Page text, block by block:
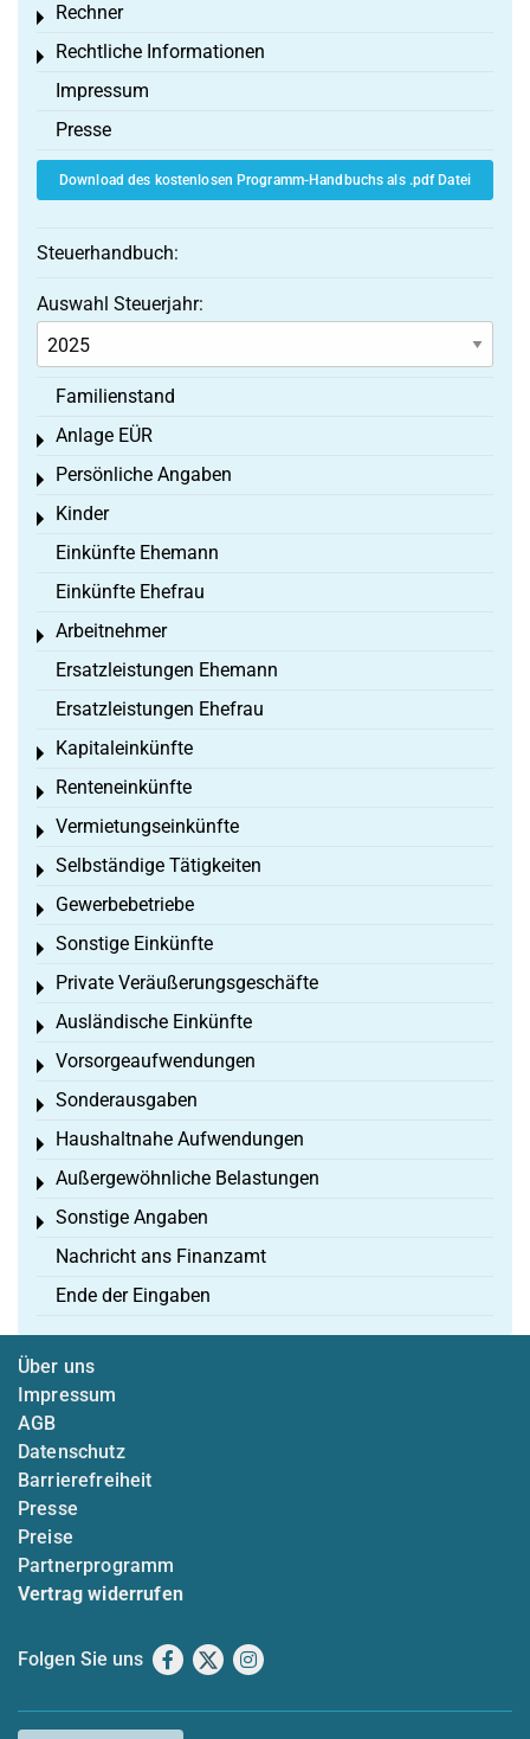
Rechner
Toggle menu
Rechtliche Informationen
Toggle menu
Impressum
Presse
Download des kostenlosen Programm-Handbuchs als .pdf Datei
Steuerhandbuch:
Auswahl Steuerjahr:
Familienstand
Anlage EÜR
Toggle menu
Persönliche Angaben
Toggle menu
Kinder
Toggle menu
Einkünfte Ehemann
Einkünfte Ehefrau
Arbeitnehmer
Toggle menu
Ersatzleistungen Ehemann
Ersatzleistungen Ehefrau
Kapitaleinkünfte
Toggle menu
Renteneinkünfte
Toggle menu
Vermietungseinkünfte
Toggle menu
Selbständige Tätigkeiten
Toggle menu
Gewerbebetriebe
Toggle menu
Sonstige Einkünfte
Toggle menu
Private Veräußerungsgeschäfte
Toggle menu
Ausländische Einkünfte
Toggle menu
Vorsorgeaufwendungen
Toggle menu
Sonderausgaben
Toggle menu
Haushaltnahe Aufwendungen
Toggle menu
Außergewöhnliche Belastungen
Toggle menu
Sonstige Angaben
Toggle menu
Nachricht ans Finanzamt
Ende der Eingaben
Über uns
Impressum
AGB
Datenschutz
Barrierefreiheit
Presse
Preise
Partnerprogramm
Vertrag widerrufen
Folgen Sie uns Facebook
X Instagram